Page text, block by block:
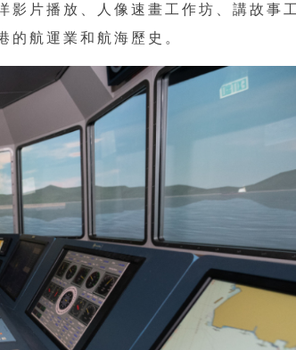
影片播放、人像速畫工作坊、講故事
的航運業和航海歷史。